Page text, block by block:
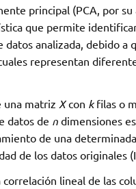
principal (PCA, por
que permite
datos analizada, debido
representan
una matriz Xcon kfilas o
datos de ndimensiones
de una
de los datos originales
correlación lineal de las